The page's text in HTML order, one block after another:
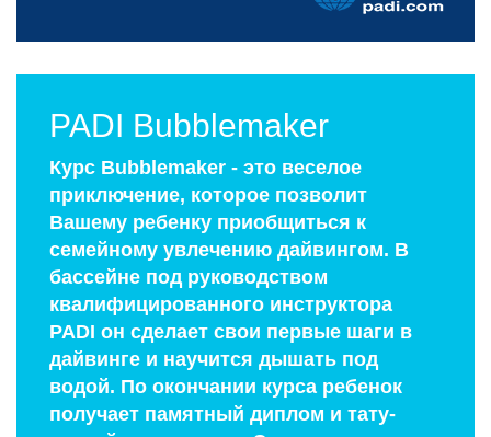
PADI Bubblemaker
Курс Bubblemaker - это веселое
приключение, которое позволит
Вашему ребенку приобщиться к
семейному увлечению дайвингом. В
бассейне под руководством
квалифицированного инструктора
PADI он сделает свои первые шаги в
дайвинге и научится дышать под
водой. По окончании курса ребенок
получает памятный диплом и тату-